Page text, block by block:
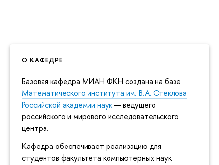
О КАФЕДРЕ
Базовая кафедра МИАН ФКН создана на базе
Математического института им. В.А. Стеклова
Российской академии наук— ведущего
российского и мирового исследовательского
центра.
Кафедра обеспечивает реализацию для
студентов факультета компьютерных наук